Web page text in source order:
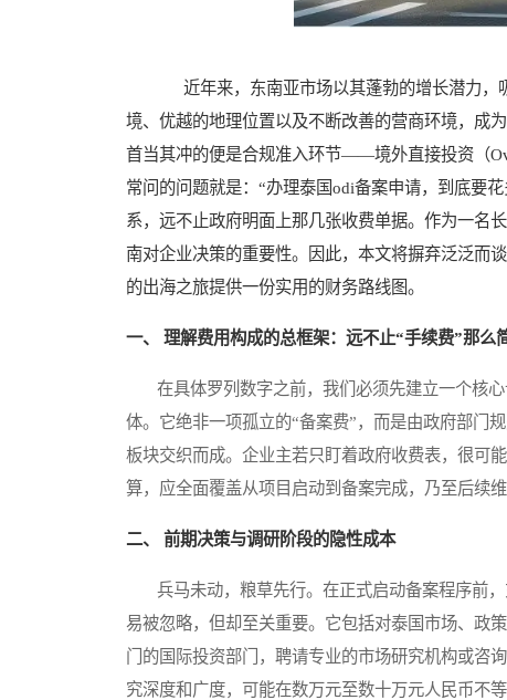
近年来，东南亚市场以其蓬勃的增长潜力，
境、优越的地理位置以及不断改善的营商环境，成
首当其冲的便是合规准入环节——境外直接投资（
常问的问题就是：“办理泰国odi备案申请，到底要
系，远不止政府明面上那几张收费单据。作为一名
南对企业决策的重要性。因此，本文将摒弃泛泛而
的出海之旅提供一份实用的财务路线图。
一、 理解费用构成的总框架：远不止“手续费”那么
在具体罗列数字之前，我们必须先建立一个核心
体。它绝非一项孤立的“备案费”，而是由政府部门
板块交织而成。企业主若只盯着政府收费表，很可
算，应全面覆盖从项目启动到备案完成，乃至后续维
二、 前期决策与调研阶段的隐性成本
兵马未动，粮草先行。在正式启动备案程序前，
易被忽略，但却至关重要。它包括对泰国市场、政
门的国际投资部门，聘请专业的市场研究机构或咨
究深度和广度，可能在数万元至数十万元人民币不等